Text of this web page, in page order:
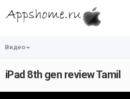
Видео
iPad 8th gen review Tamil